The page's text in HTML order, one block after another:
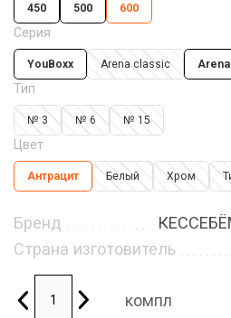
450 500 600
Серия
YouBoxx Arena classic
Тип
№ 3 № 6 № 15
Цвет
Антрацит Белый Хром
Бренд
Страна изготовитель
компл